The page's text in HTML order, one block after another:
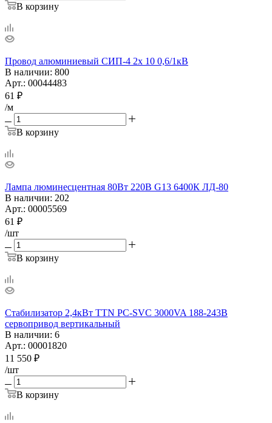
В корзину
Провод алюминиевый СИП-4 2х 10 0,6/1кВ
В наличии: 800
Арт.: 00044483
61 ₽
/м
В корзину
Лампа люминесцентная 80Вт 220В G13 6400К ЛД-80
В наличии: 202
Арт.: 00005569
61 ₽
/шт
В корзину
Стабилизатор 2,4кВт TTN PC-SVC 3000VA 188-243В
сервопривод вертикальный
В наличии: 6
Арт.: 00001820
11 550 ₽
/шт
В корзину